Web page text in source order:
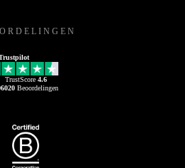
TrustScore 4.6
Beoordelingen